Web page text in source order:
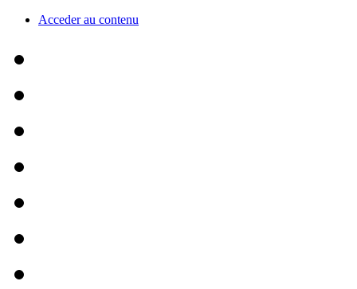
Acceder au contenu